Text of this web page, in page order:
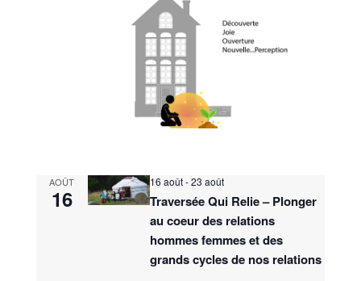
AOÛT
16
16 août-23 août
Traversée Qui Relie – Plonger
au coeur des relations
hommes femmes et des
grands cycles de nos relations